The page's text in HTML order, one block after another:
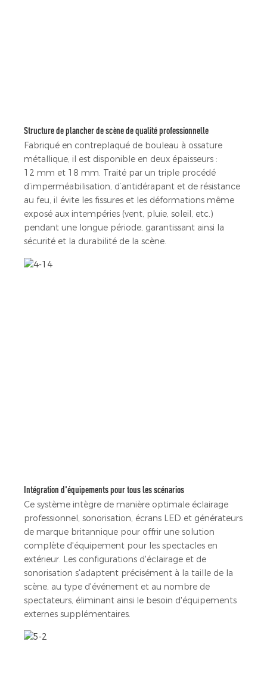
Structure de plancher de scène de qualité professionnelle
Fabriqué en contreplaqué de bouleau à ossature
métallique, il est disponible en deux épaisseurs :
12 mm et 18 mm. Traité par un triple procédé
d’imperméabilisation, d’antidérapant et de résistance
au feu, il évite les fissures et les déformations même
exposé aux intempéries (vent, pluie, soleil, etc.)
pendant une longue période, garantissant ainsi la
sécurité et la durabilité de la scène.
Intégration d'équipements pour tous les scénarios
Ce système intègre de manière optimale éclairage
professionnel, sonorisation, écrans LED et générateurs
de marque britannique pour offrir une solution
complète d'équipement pour les spectacles en
extérieur. Les configurations d'éclairage et de
sonorisation s'adaptent précisément à la taille de la
scène, au type d'événement et au nombre de
spectateurs, éliminant ainsi le besoin d'équipements
externes supplémentaires.